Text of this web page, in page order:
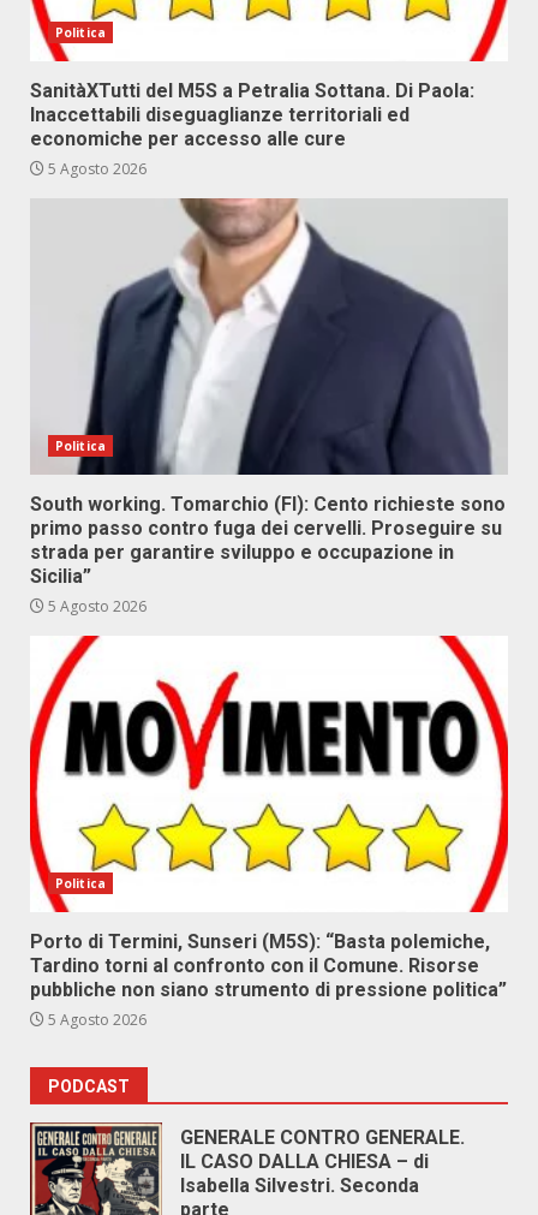
Politica
SanitàXTutti del M5S a Petralia Sottana. Di Paola:
Inaccettabili diseguaglianze territoriali ed
economiche per accesso alle cure
5 Agosto 2026
Politica
South working. Tomarchio (FI): Cento richieste sono
primo passo contro fuga dei cervelli. Proseguire su
strada per garantire sviluppo e occupazione in
Sicilia”
5 Agosto 2026
Politica
Porto di Termini, Sunseri (M5S): “Basta polemiche,
Tardino torni al confronto con il Comune. Risorse
pubbliche non siano strumento di pressione politica”
5 Agosto 2026
PODCAST
GENERALE CONTRO GENERALE.
IL CASO DALLA CHIESA – di
Isabella Silvestri. Seconda
parte